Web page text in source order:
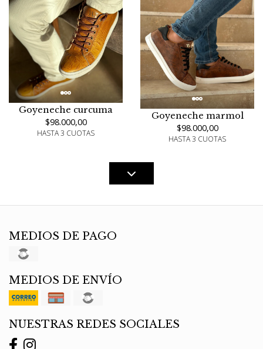
Goyeneche curcuma
$98.000,00
HASTA 3 CUOTAS
Goyeneche marmol
$98.000,00
HASTA 3 CUOTAS
MEDIOS DE PAGO
MEDIOS DE ENVÍO
NUESTRAS REDES SOCIALES